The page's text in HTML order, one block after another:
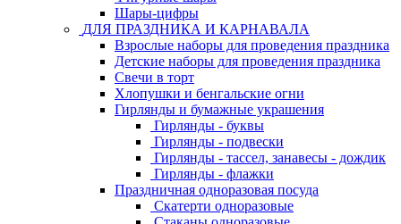
Шары-цифры
ДЛЯ ПРАЗДНИКА И КАРНАВАЛА
Взрослые наборы для проведения праздника
Детские наборы для проведения праздника
Свечи в торт
Хлопушки и бенгальские огни
Гирлянды и бумажные украшения
Гирлянды - буквы
Гирлянды - подвески
Гирлянды - тассел, занавесы - дождик
Гирлянды - флажки
Праздничная одноразовая посуда
Скатерти одноразовые